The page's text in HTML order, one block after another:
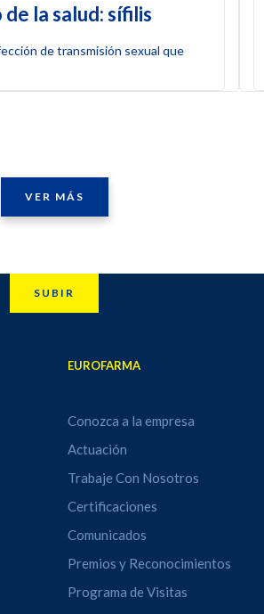
la salud: sífilis
de transmisión sexual que
VER MÁS
SUBIR
EUROFARMA
Conozca a la empresa
Actuación
Trabaje Con Nosotros
Certificaciones
Comunicados
Premios y Reconocimientos
Programa de Visitas